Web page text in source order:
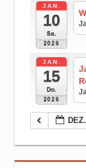
JAN.
10
Sa.
2026
JAN.
15
Do.
2026